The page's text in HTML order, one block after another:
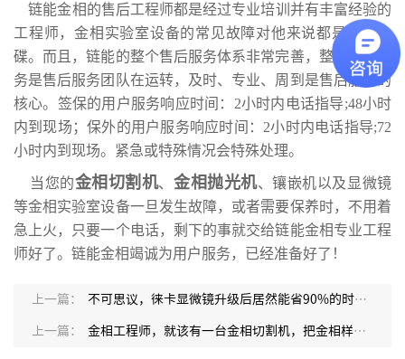
链能金相的售后工程师都是经过专业培训并有丰富经验的
工程师，金相实验室设备的常见故障对他来说都是小菜一
碟。而且，链能的整个售后服务体系非常完善，整个售后服
务是售后服务团队在运转，及时、专业、周到是售后服务的
核心。签保的用户服务响应时间：2小时内电话指导;48小时
内到现场；保外的用户服务响应时间：2小时内电话指导;72
小时内到现场。紧急或特殊情况会特殊处理。
当您的金相切割机、金相抛光机、镶嵌机以及显微镜
等金相实验室设备一旦发生故障，或者需要保养时，不用着
急上火，只要一个电话，剩下的事就交给链能金相专业工程
师好了。链能金相竭诚为用户服务，已经准备好了！
上一篇： 不可思议，徕卡显微镜升级后居然能省90%的时间！
上一篇： 金相工程师，就该有一台金相切割机，把金相样品切的漂漂亮亮的